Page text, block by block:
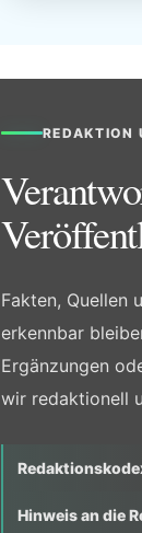
REDAKTION
Fakten, Quellen
erkennbar
Ergänzungen
wir redaktionell
Hinweis an die